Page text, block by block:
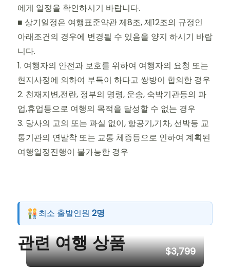
에게 일정을 확인하시기 바랍니다.
■ 상기일정은 여행표준약관 제8조, 제12조의 규정인
아래조건의 경우에 변경될 수 있음을 양지 하시기 바랍
니다.
1. 여행자의 안전과 보호를 위하여 여행자의 요청 또는
현지사정에 의하여 부득이 하다고 쌍방이 합의한 경우
2. 천재지변,전란, 정부의 명령, 운송, 숙박기관등의 파
업,휴업등으로 여행의 목적을 달성할 수 없는 경우
3. 당사의 고의 또는 과실 없이, 항공기,기차, 선박등 교
통기관의 연발착 또는 교통 체증등으로 인하여 계획된
여행일정진행이 불가능한 경우
최소 출발인원 2명
관련 여행 상품 $3,799